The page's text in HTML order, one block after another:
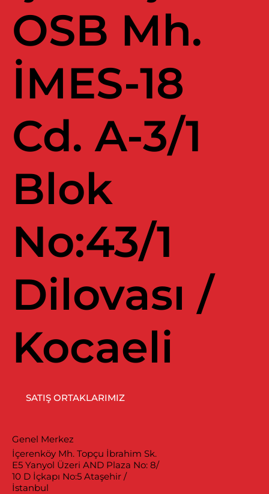
OSB Mh.
İMES-18
Cd. A-3/1
Blok
No:43/1
Dilovası /
Kocaeli
Genel Merkez
İçerenköy Mh. Topçu İbrahim Sk.
E5 Yanyol Üzeri AND Plaza No: 8/
10 D İçkapı No:5 Ataşehir /
İstanbul
SATIŞ ORTAKLARIMIZ